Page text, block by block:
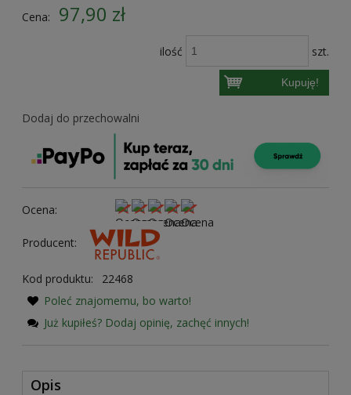
Cena: 97,90 zł
ilość szt.
Kupuję!
Dodaj do przechowalni
Ocena:
Producent:
Kod produktu:
22468
Poleć znajomemu, bo warto!
Już kupiłeś? Dodaj opinię, zachęć innych!
Opis